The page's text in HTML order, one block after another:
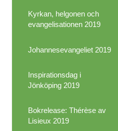
Kyrkan, helgonen och
evangelisationen 2019
Johannesevangeliet 2019
Inspirationsdag i
Jönköping 2019
Bokrelease: Thérèse av
Lisieux 2019